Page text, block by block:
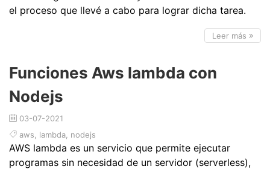
el proceso que llevé a cabo para lograr dicha tarea.
Leer más
Funciones Aws lambda con
Nodejs
03-07-2021
aws
lambda nodejs
AWS lambda es un servicio que permite ejecutar
programas sin necesidad de un servidor (serverless),